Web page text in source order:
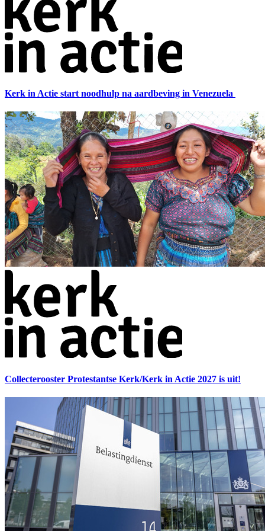
Kerk in Actie start noodhulp na aardbeving in Venezuela
Collecterooster Protestantse Kerk/Kerk in Actie 2027 is uit!